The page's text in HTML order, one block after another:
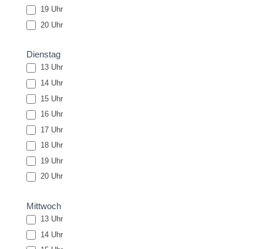
19 Uhr
20 Uhr
Dienstag
13 Uhr
14 Uhr
15 Uhr
16 Uhr
17 Uhr
18 Uhr
19 Uhr
20 Uhr
Mittwoch
13 Uhr
14 Uhr